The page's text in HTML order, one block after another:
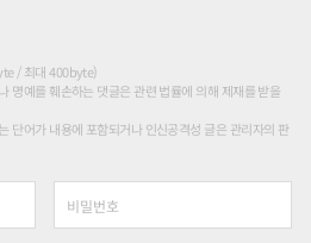
/ 최대 400byte)
명예를 훼손하는 댓글은 관련 법률에 의해 제재를 받을
단어가 내용에 포함되거나 인신공격성 글은 관리자의 판